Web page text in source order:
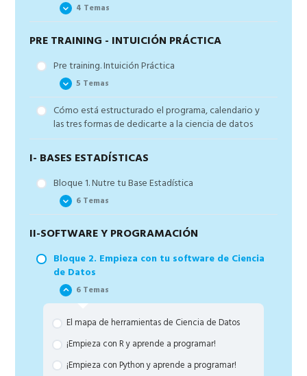
4 Temas
¡Bienvenida a bordo! Empieza el camino
Aprovecha el soporte del programa
Terminar el curso el doble de rápido. Truco de
Productividad
Cómo organizarte dentro del programa y
aprovecharlo al máximo
PRE TRAINING - INTUICIÓN PRÁCTICA
Pre training. Intuición Práctica
5 Temas
Los 3 ingredientes de un científico de datos y el
proceso de análisis de datos de cualquier
proyecto
El árbol de la estadística aplicada y el método
El mapa de claridad total con ejemplos
Las herramientas del científico de datos
El checklist de los conocimientos de un científico
Cómo está estructurado el programa, calendario y
las tres formas de dedicarte a la ciencia de datos
I- BASES ESTADÍSTICAS
Bloque 1. Nutre tu Base Estadística
6 Temas
Conoce las tablas de Datos y las variables
Descubre la estadística descriptiva
Listado práctico de gráficos estadísticos
Descubre la estadística inferencial
Domina los conceptos del análisis
Introducción al machine learning y deep learning
II-SOFTWARE Y PROGRAMACIÓN
Bloque 2. Empieza con tu software de Ciencia
de Datos
6 Temas
El mapa de herramientas de Ciencia de Datos
¡Empieza con R y aprende a programar!
¡Empieza con Python y aprende a programar!